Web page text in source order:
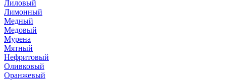
Лиловый
Лимонный
Медный
Медовый
Мурена
Мятный
Нефритовый
Оливковый
Оранжевый